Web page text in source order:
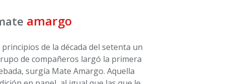
amargo
principios de la década del setenta un
de compañeros largó la primera
surgía Mate Amargo. Aquella